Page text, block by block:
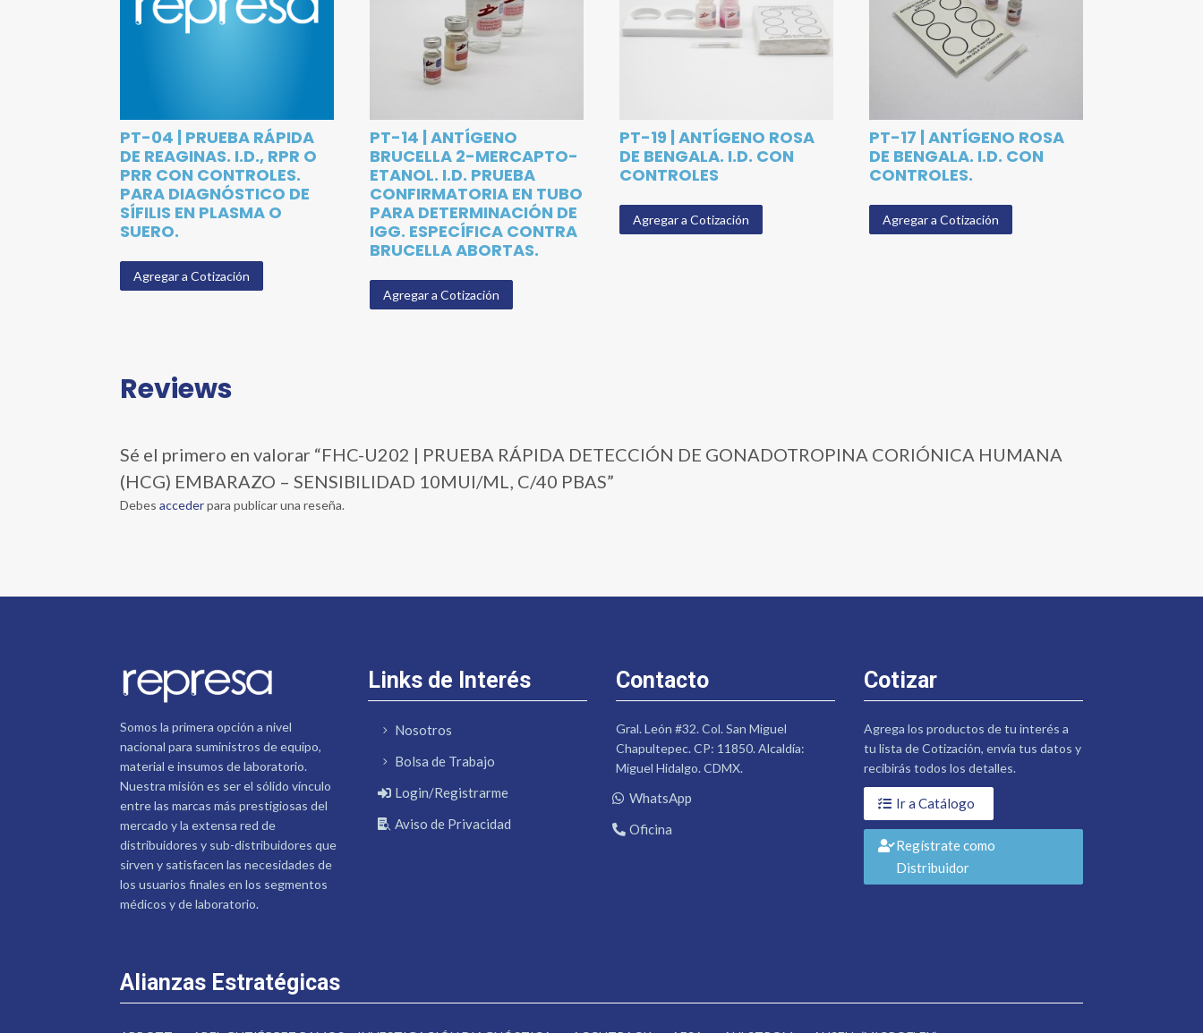
PT-04 | PRUEBA RÁPIDA
DE REAGINAS. I.D., RPR O
PRR CON CONTROLES.
PARA DIAGNÓSTICO DE
SÍFILIS EN PLASMA O
SUERO.
Agregar a Cotización
PT-14 | ANTÍGENO
BRUCELLA 2-MERCAPTO-
ETANOL. I.D. PRUEBA
CONFIRMATORIA EN TUBO
PARA DETERMINACIÓN DE
IGG. ESPECÍFICA CONTRA
BRUCELLA ABORTAS.
Agregar a Cotización
PT-19 | ANTÍGENO ROSA
DE BENGALA. I.D. CON
CONTROLES
Agregar a Cotización
PT-17 | ANTÍGENO ROSA
DE BENGALA. I.D. CON
CONTROLES.
Agregar a Cotización
Reviews
Sé el primero en valorar “FHC-U202 | PRUEBA RÁPIDA DETECCIÓN DE GONADOTROPINA CORIÓNICA HUMANA
(HCG) EMBARAZO – SENSIBILIDAD 10MUI/ML, C/40 PBAS”
Debesaccederpara publicar una reseña.
Somos la primera opción a nivel
nacional para suministros de equipo,
material e insumos de laboratorio.
Nuestra misión es ser el sólido vínculo
entre las marcas más prestigiosas del
mercado y la extensa red de
distribuidores y sub-distribuidores que
sirven y satisfacen las necesidades de
los usuarios finales en los segmentos
médicos y de laboratorio.
Links de Interés
Nosotros
Bolsa de Trabajo
Login/Registrarme
Aviso de Privacidad
Contacto
Gral. León #32. Col. San Miguel
Chapultepec. CP: 11850. Alcaldía:
Miguel Hidalgo. CDMX.
WhatsApp
Oficina
Cotizar
Agrega los productos de tu interés a
tu lista de Cotización, envía tus datos y
recibirás todos los detalles.
Ir a Catálogo
Regístrate como
Distribuidor
Alianzas Estratégicas